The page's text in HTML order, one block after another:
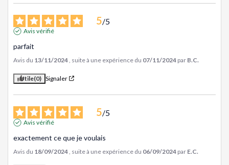
5/5
Avis vérifié
parfait
Avis du 13/11/2024 , suite à une expérience du 07/11/2024 par B.C.
Utile(0) Signaler
5/5
Avis vérifié
exactement ce que je voulais
Avis du 18/09/2024 , suite à une expérience du 06/09/2024 par E.C.